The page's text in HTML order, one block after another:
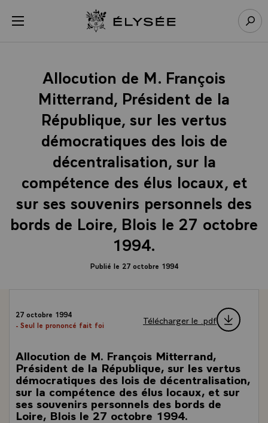
menu Retour à l’accueil Élysée
Allocution de M. François
Mitterrand, Président de la
République, sur les vertus
démocratiques des lois de
décentralisation, sur la
compétence des élus locaux, et
sur ses souvenirs personnels des
bords de Loire, Blois le 27 octobre
1994.
Publié le 27 octobre 1994
27 octobre 1994
- Seul le prononcé fait foi
Télécharger le .pdf
Allocution de M. François Mitterrand,
Président de la République, sur les vertus
démocratiques des lois de décentralisation,
sur la compétence des élus locaux, et sur
ses souvenirs personnels des bords de
Loire, Blois le 27 octobre 1994.
Panneau de gestion des cookies